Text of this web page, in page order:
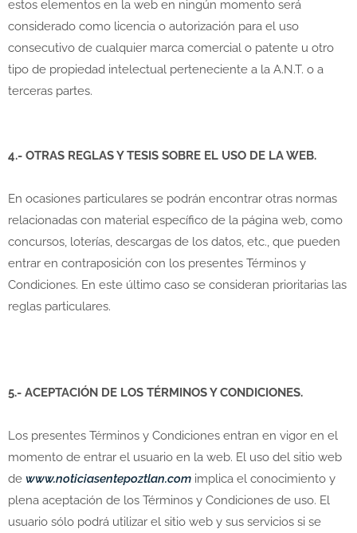
estos elementos en la web en ningún momento será
considerado como licencia o autorización para el uso
consecutivo de cualquier marca comercial o patente u otro
tipo de propiedad intelectual perteneciente a la A.N.T. o a
terceras partes.
4.- OTRAS REGLAS Y TESIS SOBRE EL USO DE LA WEB.
En ocasiones particulares se podrán encontrar otras normas
relacionadas con material específico de la página web, como
concursos, loterías, descargas de los datos, etc., que pueden
entrar en contraposición con los presentes Términos y
Condiciones. En este último caso se consideran prioritarias las
reglas particulares.
5.- ACEPTACIÓN DE LOS TÉRMINOS Y CONDICIONES.
Los presentes Términos y Condiciones entran en vigor en el
momento de entrar el usuario en la web. El uso del sitio web
de www.noticiasentepoztlan.com implica el conocimiento y
plena aceptación de los Términos y Condiciones de uso. El
usuario sólo podrá utilizar el sitio web y sus servicios si se